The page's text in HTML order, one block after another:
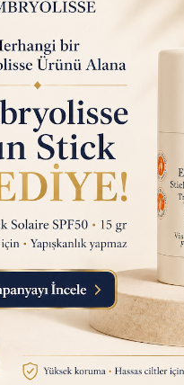
Arm & Hammer Charcoal
Macunu 75ml
₺ 350.00 ₺ 145.00
Nutraxin D3K2 (Kemik
Bağışıklık Desteği) Gıda
Takviyesi Sprey (207 Puf)
30ml